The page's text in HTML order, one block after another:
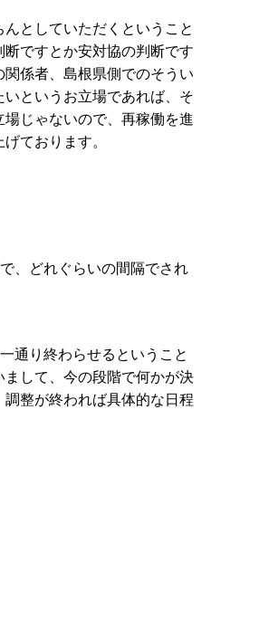
としていただくということ
ですとか安対協の判断です
係者、島根県側でのそうい
というお立場であれば、そ
じゃないので、再稼働を進
ております。
、どれぐらいの間隔でされ
通り終わらせるということ
して、今の段階で何かが決
整が終われば具体的な日程